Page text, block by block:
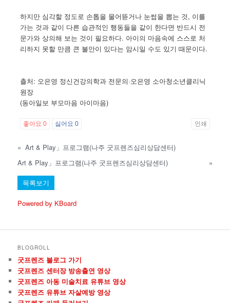
하지만 심각할 정도로 손톱을 물어뜯거나 눈썹을 뽑는 것, 이를
가는 것과 같이 다른 습관적인 행동들을 같이 한다면 반드시 전
문가와 상의해 보는 것이 필요하다. 아이의 마음속에 스스로 처
리하지 못할 만큼 큰 불안이 있다는 암시일 수도 있기 때문이다.
츨처: 오은영 정신건강의학과 전문의·오은영 소아청소년클리닉
원장
(동아일보 부모마음 아이마음)
좋아요0 싫어요0 인쇄
« Art & Play」프로그램(나주 굿프렌즈심리상담센터)
Art & Play」프로그램(나주 굿프렌즈심리상담센터)
»
목록보기
Powered by KBoard
BLOGROLL
굿프렌즈 블로그 가기
굿프렌즈 센터장 방송출연 영상
굿프렌즈 아동 미술치료 유튜브 영상
굿프렌즈 유튜브 자살예방 영상